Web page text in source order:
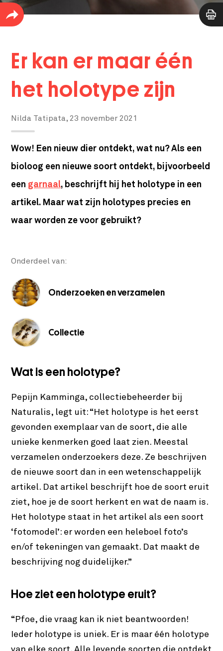
Er kan er maar één
het holotype zijn
Nilda Tatipata,23 november 2021
Wow! Een nieuw dier ontdekt, wat nu? Als een
bioloog een nieuwe soort ontdekt, bijvoorbeeld
een garnaal, beschrijft hij het holotype in een
artikel. Maar wat zijn holotypes precies en
waar worden ze voor gebruikt?
Onderdeel van:
Onderzoeken en verzamelen
Collectie
Wat is een holotype?
Pepijn Kamminga, collectiebeheerder bij
Naturalis, legt uit: “Het holotype is het eerst
gevonden exemplaar van de soort, die alle
unieke kenmerken goed laat zien. Meestal
verzamelen onderzoekers deze. Ze beschrijven
de nieuwe soort dan in een wetenschappelijk
artikel. Dat artikel beschrijft hoe de soort eruit
ziet, hoe je de soort herkent en wat de naam is.
Het holotype staat in het artikel als een soort
‘fotomodel’: er worden een heleboel foto’s
en/of tekeningen van gemaakt. Dat maakt de
beschrijving nog duidelijker.”
Hoe ziet een holotype eruit?
“Pfoe, die vraag kan ik niet beantwoorden!
Ieder holotype is uniek. Er is maar één holotype